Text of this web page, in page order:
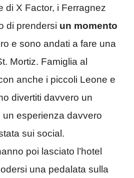
di X Factor, i Ferragnez
di prendersi un momento
e sono andati a fare una
Mortiz. Famiglia al
anche i piccoli Leone e
divertiti davvero un
esperienza davvero
sui social.
poi lasciato l’hotel
una pedalata sulla